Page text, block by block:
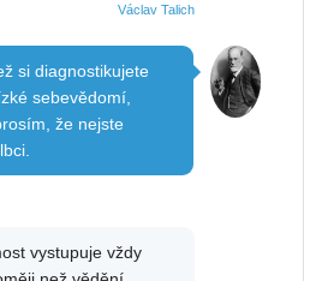
Václav Talich
si diagnostikujete
sebevědomí,
že nejste
vystupuje vždy